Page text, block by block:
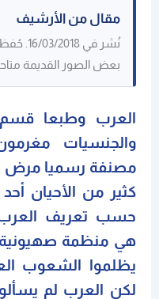
مقال من الأرشيف
نُشر
بعض الصور القديمة
العرب وطبعا
والجنسيات
مصنفة رسميا مرض
كثير من الأحيان
حسب تعريف العرب
هي منظمة
يظلموا الشعوب
لكن العرب لم